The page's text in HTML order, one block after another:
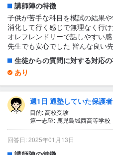
講師陣の特徴
子供が苦手な科目を模試の結果
消化して行く感じで無理なく行
オレフレンドリーで話しやすい
先生でも安心でした 皆んな良い
生徒からの質問に対する対応
あり
特に無かった
1日あたりの授業時間について
1〜2時間
授業の形式・流れ・雰囲気
まず行ったら決まった教科をし
う科目だけど1人の先生がそれぞ
週1日 通塾していた保護者
目的: 高校受験
第一志望: 鹿児島城西高等学校
回答日: 2025年01月13日